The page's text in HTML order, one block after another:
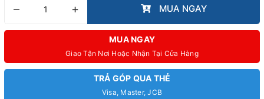
– + MUA NGAY
MUA NGAY
Giao Tận Nơi Hoặc Nhận Tại Cửa Hàng
TRẢ GÓP QUA THẺ
Visa, Master, JCB